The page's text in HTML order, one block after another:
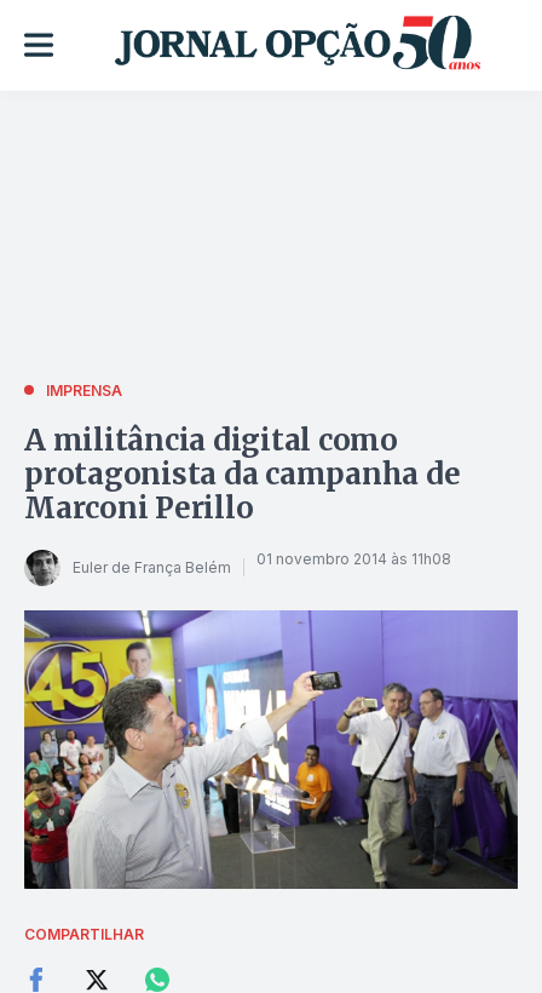
IMPRENSA
A militância digital como
protagonista da campanha de
Marconi Perillo
Euler de França Belém 01 novembro 2014 às 11h08
COMPARTILHAR